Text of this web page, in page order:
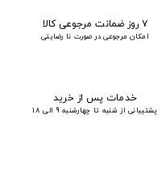
۷ روز ضمانت مرجوعی کالا
امکان مرجوعی در صورت نا رضایتی
خدمات پس از خرید
پشتیبانی از شنبه تا چهارشنبه 9 الی 18